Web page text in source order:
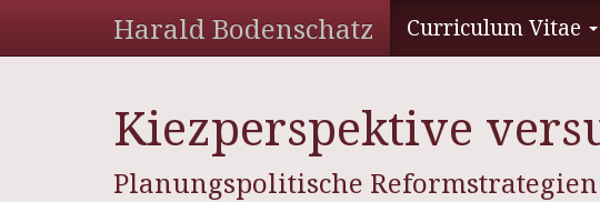
Harald Bodenschatz Curriculum Vitae
Kiezperspektive
Planungspolitische